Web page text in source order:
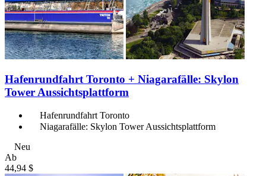
Hafenrundfahrt Toronto + Niagarafälle: Skylon
Tower Aussichtsplattform
Hafenrundfahrt Toronto
Niagarafälle: Skylon Tower Aussichtsplattform
Neu
Ab
44,94 $